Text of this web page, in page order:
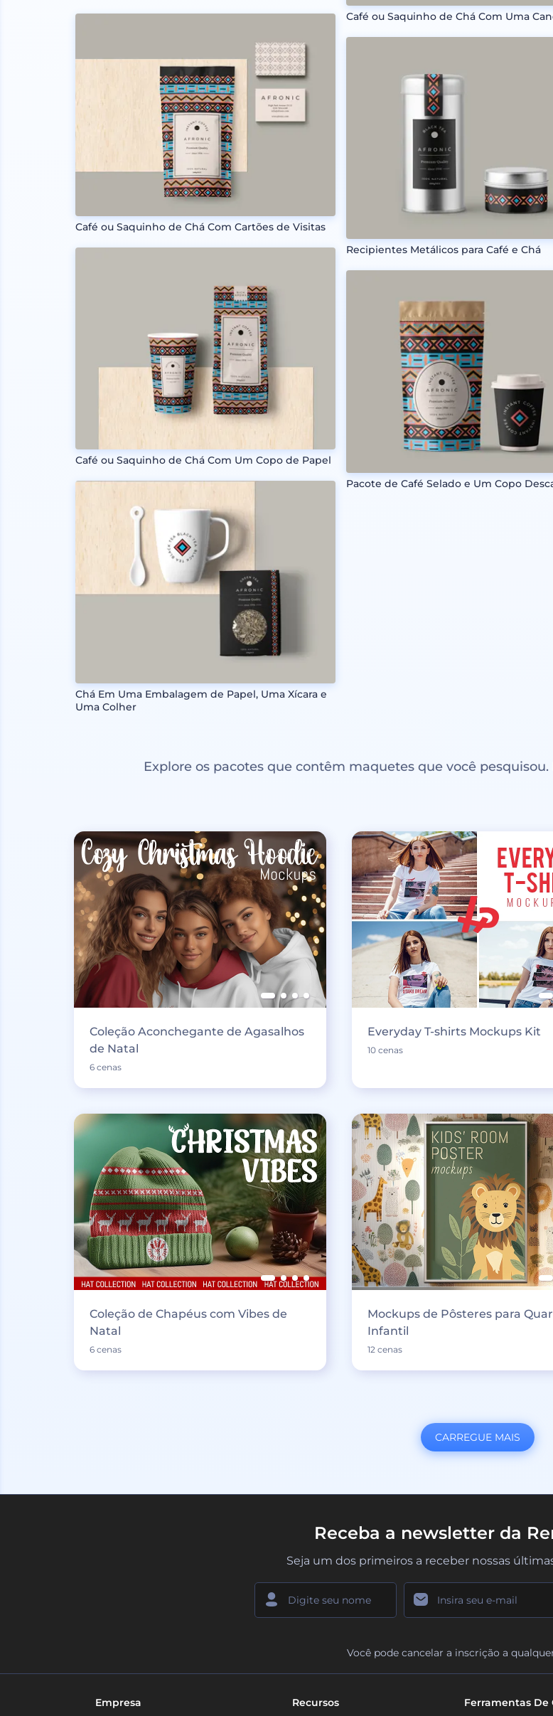
Café ou Saquinho de Chá Com Cartões de Visitas
Café ou Saquinho de Chá Com Um Copo de Papel
Chá Em Uma Embalagem de Papel, Uma Xícara e
Uma Colher
Café ou Saquinho de Chá Com Uma
Recipientes Metálicos para Café e Chá
Pacote de Café Selado e Um Copo
Explore os pacotes que contêm maquetes que você
Coleção Aconchegante de Agasalhos
de Natal
6 cenas
Everyday T-shirts Mockups Kit
10 cenas
Coleção de Chapéus com Vibes de
Natal
6 cenas
Mockups de Pôsteres para
Infantil
12 cenas
CARREGUE MAIS
Receba a newsletter da
Seja um dos primeiros a receber nossas
Você pode cancelar a inscrição a
Empresa Recursos Ferramentas De